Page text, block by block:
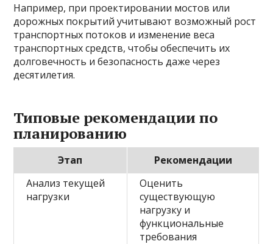
Например, при проектировании мостов или
дорожных покрытий учитывают возможный рост
транспортных потоков и изменение веса
транспортных средств, чтобы обеспечить их
долговечность и безопасность даже через
десятилетия.
Типовые рекомендации по
планированию
Этап
Рекомендации
Анализ текущей
нагрузки
Оценить
существующую
нагрузку и
функциональные
требования